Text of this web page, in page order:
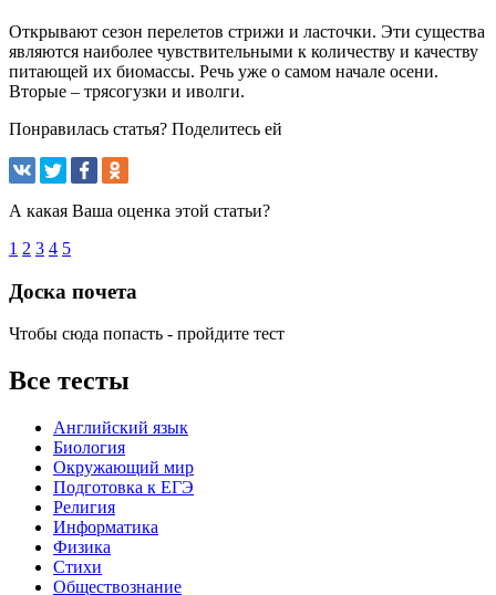
Открывают сезон перелетов стрижи и ласточки. Эти существа
являются наиболее чувствительными к количеству и качеству
питающей их биомассы. Речь уже о самом начале осени.
Вторые – трясогузки и иволги.
Понравилась статья? Поделитесь ей
А какая Ваша оценка этой статьи?
1 2 3 4 5
Доска почета
Чтобы сюда попасть - пройдите тест
Все тесты
Английский язык
Биология
Окружающий мир
Подготовка к ЕГЭ
Религия
Информатика
Физика
Стихи
Обществознание